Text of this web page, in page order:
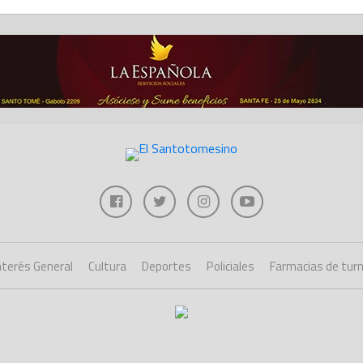
General Cultura Deportes Policiales Farmacias de